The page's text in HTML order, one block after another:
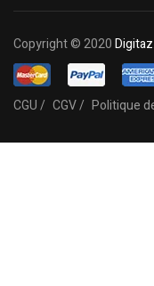
Copyright © 2020Digitaz
CGU / CGV / Politique